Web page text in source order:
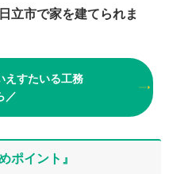
立市で家を建てられま
えすたいる工務
／
ポイント』